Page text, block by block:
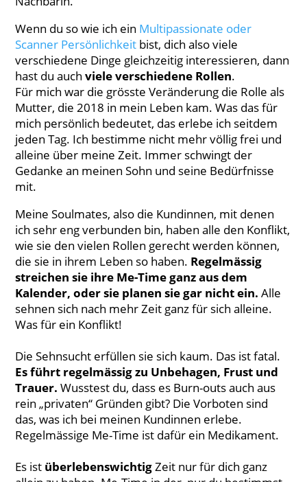
Wenn du so wie ich ein Multipassionate oder
Scanner Persönlichkeit bist, dich also viele
verschiedene Dinge gleichzeitig interessieren, dann
hast du auchviele verschiedene Rollen.
Für mich war die grösste Veränderung die Rolle als
Mutter, die 2018 in mein Leben kam. Was das für
mich persönlich bedeutet, das erlebe ich seitdem
jeden Tag. Ich bestimme nicht mehr völlig frei und
alleine über meine Zeit. Immer schwingt der
Gedanke an meinen Sohn und seine Bedürfnisse
mit.
Meine Soulmates, also die Kundinnen, mit denen
ich sehr eng verbunden bin, haben alle den Konflikt,
wie sie den vielen Rollen gerecht werden können,
die sie in ihrem Leben so haben. Regelmässig
streichen sie ihre Me-Time ganz aus dem
Kalender, oder sie planen sie gar nicht ein.Alle
sehnen sich nach mehr Zeit ganz für sich alleine.
Was für ein Konflikt!
Die Sehnsucht erfüllen sie sich kaum. Das ist fatal.
Es führt regelmässig zu Unbehagen, Frust und
Trauer. Wusstest du, dass es Burn-outs auch aus
rein „privaten“ Gründen gibt? Die Vorboten sind
das, was ich bei meinen Kundinnen erlebe.
Regelmässige Me-Time ist dafür ein Medikament.
Es ist überlebenswichtigZeit nur für dich ganz